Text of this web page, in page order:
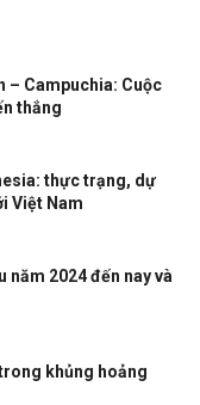
– Campuchia: Cuộc
thắng
thực trạng, dự
Việt Nam
năm 2024 đến nay và
khủng hoảng